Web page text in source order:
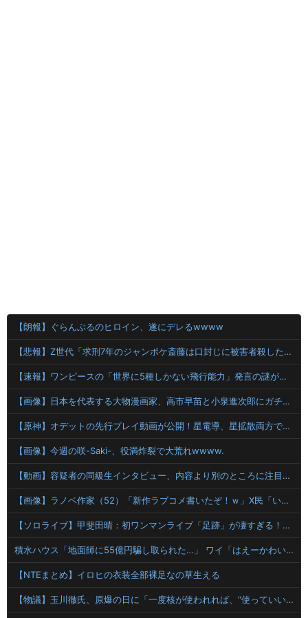
【朗報】ぐらんぶるのヒロイン、遂にデレるwwww
【悲報】Z世代「求刑7年のジャンポケ斎藤は口封じに被害者殺した方が量刑軽かっただろ」←1万いいね
【速報】ワンピースの「世界に5種しかない飛行能力」発言の謎が解けるww..
【画像】日本を代表する大物漫画家、高市早苗と小泉進次郎にガチギレ 痛烈な風刺漫画を投稿
【原神】オデットの先行プレイ動画が公開！星電導、星拡散両方で使える⁉
【画像】今週の咲-Saki-、役満炸裂で大荒れwwww.
【動画】容疑者の同級生インタビュー、内容より別のところに注目集まるｗｗｗｗ
【画像】ラノベ作家（52）「新作ラブコメ書いたぞ！ｗ」X民「いい歳こいてラブコメ（笑）恥ずかしくないの？」←やめたれｗと話題に
【ソロライブ】甲斐田晴：初ワンマンライブ「足跡」が凄すぎる！千客万来の熱狂
積水ハウス「地面師に55億円騙し取られた…」 ワイ「はえーかわいそう…会社滅茶苦茶やろなぁ」
【NTEまとめ】イロヒの衣装全部裸足なの草生える
【物議】玉川徹氏、原爆の日に「一度核が使われれば、“使っていい”という世界になりかねない」